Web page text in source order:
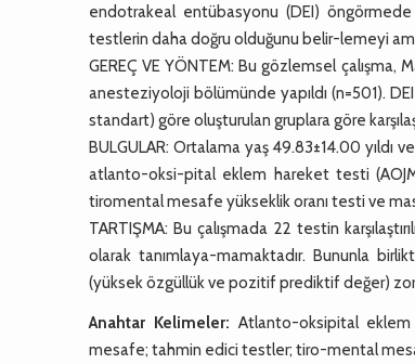
endotrakeal entübasyonu (DEI)
testlerin daha doğru olduğunu belir-lemeyi
GEREÇ VE YÖNTEM: Bu gözlemsel çalışma,
anesteziyoloji bölümünde yapıldı (n=501).
standart) göre oluşturulan gruplara göre
BULGULAR: Ortalama yaş 49.83±14.00 yıldı
atlanto-oksi-pital eklem hareket testi
tiromental mesafe yükseklik oranı testi ve
TARTIŞMA: Bu çalışmada 22 testin
olarak tanımlaya-mamaktadır. Bununla
(yüksek özgüllük ve pozitif prediktif değer)
Anahtar Kelimeler: Atlanto-oksipital eklem
mesafe; tahmin edici testler; tiro-mental